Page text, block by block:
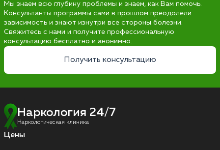
Мы знаем всю глубину проблемы и знаем, как Вам помочь.
Консультанты программы сами в прошлом преодолели
зависимость и знают изнутри все стороны болезни.
Свяжитесь с нами и получите профессиональную
консультацию бесплатно и анонимно.
Получить консультацию
Наркология 24/7
Наркологическая клиника
Цены